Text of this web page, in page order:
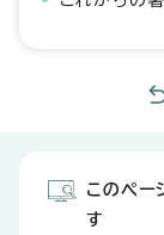
このペー
す